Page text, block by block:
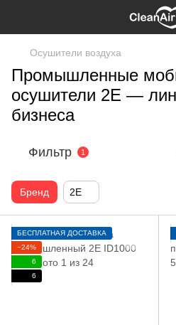
Осушители воздуха
Промышленные
осушители 2E —
бизнеса
Фильтр 1
Бренд 2E
БЕСПЛАТНАЯ ДОСТАВКА
−24%
6
6